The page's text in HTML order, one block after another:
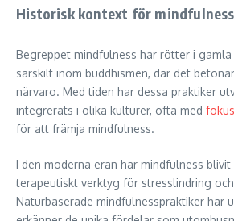
Historisk kontext för
Begreppet mindfulness har rötter i
särskilt inom buddhismen, där det
närvaro. Med tiden har dessa praktiker
integrerats i olika kulturer, ofta med
för att främja mindfulness.
I den moderna eran har mindfulness
terapeutiskt verktyg för stresslindring
Naturbaserade mindfulnesspraktiker har